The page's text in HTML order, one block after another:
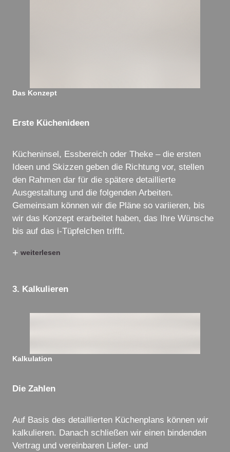
Das Konzept
Erste Küchenideen
Kücheninsel, Essbereich oder Theke – die ersten
Ideen und Skizzen geben die Richtung vor, stellen
den Rahmen dar für die spätere detaillierte
Ausgestaltung und die folgenden Arbeiten.
Gemeinsam können wir die Pläne so variieren, bis
wir das Konzept erarbeitet haben, das Ihre Wünsche
bis auf das i-Tüpfelchen trifft.
+ weiterlesen
3. Kalkulieren
Kalkulation
Die Zahlen
Auf Basis des detaillierten Küchenplans können wir
kalkulieren. Danach schließen wir einen bindenden
Vertrag und vereinbaren Liefer- und